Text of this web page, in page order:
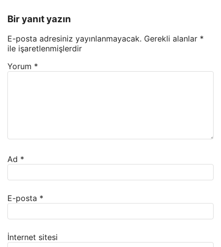
Bir yanıt yazın
E-posta adresiniz yayınlanmayacak. Gerekli alanlar *
ile işaretlenmişlerdir
Yorum *
Ad *
E-posta *
İnternet sitesi